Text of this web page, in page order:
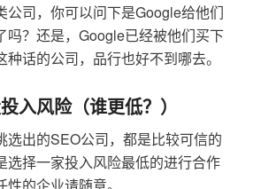
公司，你可以问下是Google给他们
吗？还是，Google已经被他们买下
话的公司，品行也好不到哪去。
入风险（谁更低？）
选出的SEO公司，都是比较可信的
选择一家投入风险最低的进行合作